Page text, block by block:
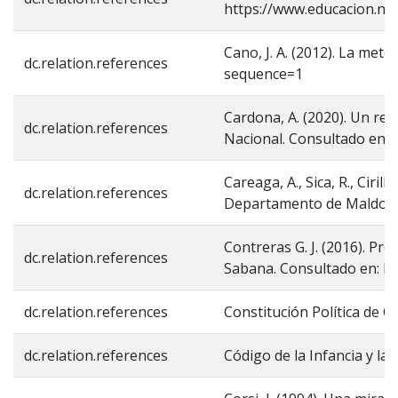
https://
dc.relation.references
Cano, J. A. (2012). La
sequence=1
dc.relation.references
Cardona, A. (2020). Un
Nacional. Consultado en:
dc.relation.references
Careaga, A., Sica, R.,
Departamento de
dc.relation.references
Contreras G. J. (2016).
Sabana. Consultado en:
dc.relation.references Constitución Política de
dc.relation.references Código de la Infancia y la